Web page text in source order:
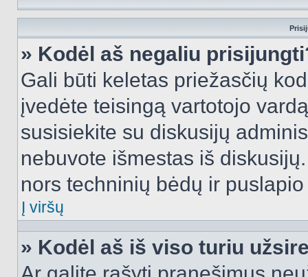
» Kodėl aš negaliu
Gali būti keletas priežasčių
įvedėte teisingą vartotojo
susisiekite su diskusijų
nebuvote išmestas iš
nors techninių bėdų ir
Į viršų
» Kodėl aš iš viso turiu